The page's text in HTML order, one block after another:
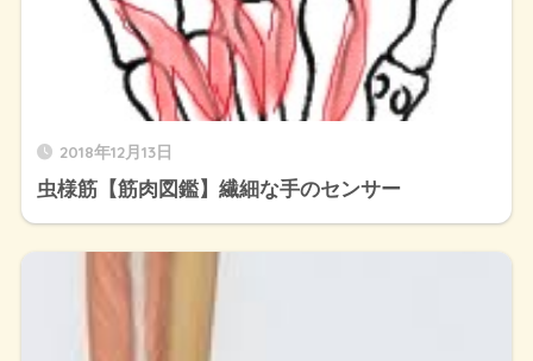
2018年12月13日
虫様筋【筋肉図鑑】繊細な手のセンサー